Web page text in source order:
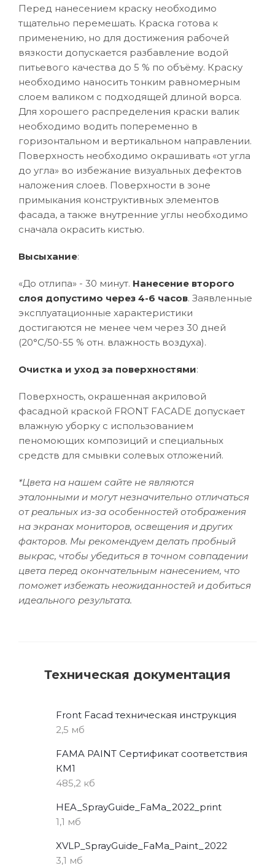
Перед нанесением краску необходимо
тщательно перемешать. Краска готова к
применению, но для достижения рабочей
вязкости допускается разбавление водой
питьевого качества до 5 % по объёму. Краску
необходимо наносить тонким равномерным
слоем валиком с подходящей длиной ворса.
Для хорошего распределения краски валик
необходимо водить попеременно в
горизонтальном и вертикальном направлении.
Поверхность необходимо окрашивать «от угла
до угла» во избежание визуальных дефектов
наложения слоев. Поверхности в зоне
примыкания конструктивных элементов
фасада, а также внутренние углы необходимо
сначала окрасить кистью.
Высыхание:
«До отлипа» - 30 минут. Нанесение второго
слоя допустимо через 4-6 часов. Заявленные
эксплуатационные характеристики
достигаются не менее чем через 30 дней
(20°C/50-55 % отн. влажность воздуха).
Очистка и уход за поверхностями:
Поверхность, окрашенная акриловой
фасадной краской FRONT FACADE допускает
влажную уборку с использованием
пеномоющих композиций и специальных
средств для смывки солевых отложений.
*Цвета на нашем сайте не являются
эталонными и могут незначительно отличаться
от реальных из-за особенностей отображения
на экранах мониторов, освещения и других
факторов. Мы рекомендуем делать пробный
выкрас, чтобы убедиться в точном совпадении
цвета перед окончательным нанесением, что
поможет избежать неожиданностей и добиться
идеального результата.
Техническая документация
Front Facad техническая инструкция
2,5 мб
FAMA PAINT Сертификат соответствия
КМ1
485,2 кб
HEA_SprayGuide_FaMa_2022_print
1,1 мб
XVLP_SprayGuide_FaMa_Paint_2022
3,1 мб